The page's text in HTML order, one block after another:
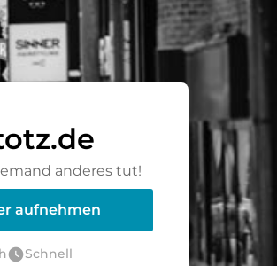
anderes tut!
aufnehmen
watch_laterSchnell